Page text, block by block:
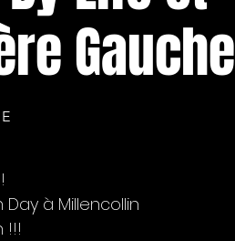
Gauche
à Millencollin
!!!